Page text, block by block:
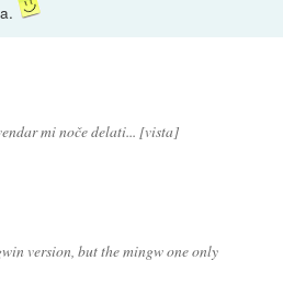
mi noče delati... [vista]
version, but the mingw one only